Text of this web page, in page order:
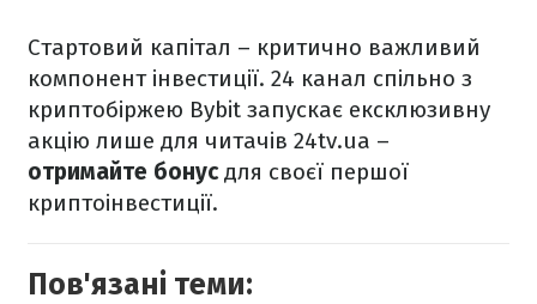
Стартовий капітал – критично важливий
компонент інвестиції. 24 канал спільно з
криптобіржею Bybit запускає ексклюзивну
акцію лише для читачів 24tv.ua –
отримайте бонусдля своєї першої
криптоінвестиції.
Пов'язані теми: